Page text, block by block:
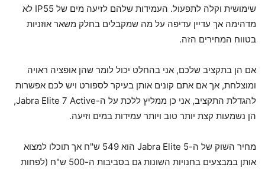
שימושית וקלה לתפעול. העמידות שלהם לזיעה מים של IP55 לא
מדהימה אך עדיין עדיפה על מה שמקבלים בחלק משאר אוזניות
בטווח המחירים הזה.
אם הן בתקציב שלכם, אני בהחלט יכול לומר שהן אופציה ראויה
ומוצלחת, אך אם אתם קונים אותן בעיקר לספורט ויש לכם אפשרות
להגדלת התקציב, אני כן ממליץ ללכת על ה-Jabra Elite 7 Active,
הן נשמעות קצת יותר טוב ויותר עמידות במים וזיעה.
מחיר השוק של ה-Jabra Elite 5 הוא 549 ש"ח אך תוכלו למצוא
אותן במבצעים בחנויות השונות גם בסביבות ה-500 ש"ח (לפחות